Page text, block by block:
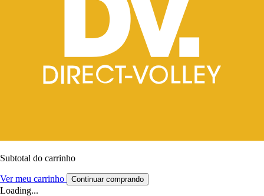
Subtotal do carrinho
Ver meu carrinho Continuar comprando
Loading...